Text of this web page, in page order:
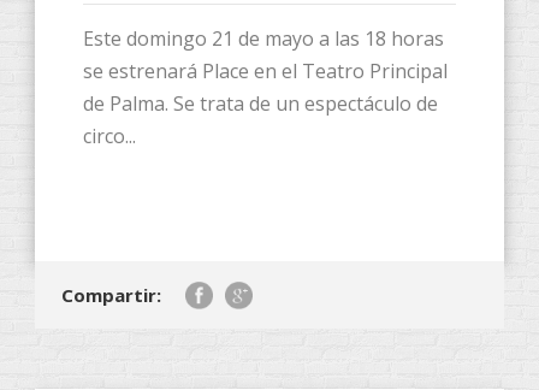
Este domingo 21 de mayo a las 18 horas
se estrenará Place en el Teatro Principal
de Palma. Se trata de un espectáculo de
circo...
Compartir: